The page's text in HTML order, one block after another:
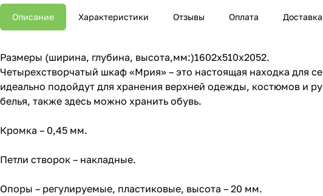
Описание Характеристики Отзывы Оплата Доставка
Размеры (ширина, глубина, высота,мм:)1602x510x2052.
Четырехстворчатый шкаф «Мрия» – это настоящая находка для
идеально подойдут для хранения верхней одежды, костюмов и
белья, также здесь можно хранить обувь.
Кромка – 0,45 мм.
Петли створок – накладные.
Опоры – регулируемые, пластиковые, высота – 20 мм.